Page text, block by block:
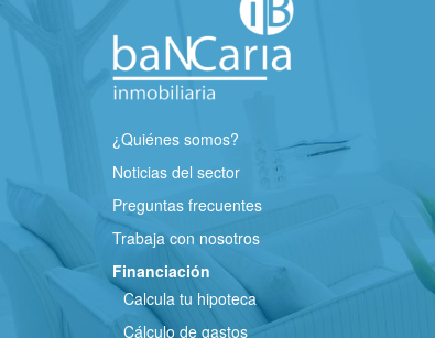
¿Quiénes somos?
Noticias del sector
Preguntas frecuentes
Trabaja con nosotros
Financiación
Calcula tu hipoteca
Cálculo de gastos